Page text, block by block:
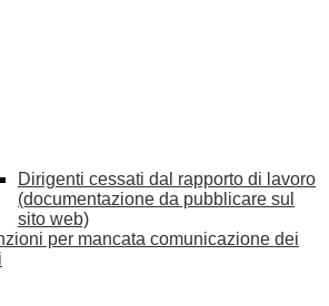
Dirigenti cessati dal rapporto di lavoro
(documentazione da pubblicare sul
sito web)
per mancata comunicazione dei